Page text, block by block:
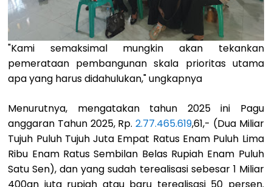
"Kami semaksimal mungkin akan tekankan
pemerataan pembangunan skala prioritas utama
apa yang harus didahulukan," ungkapnya
Menurutnya, mengatakan tahun 2025 ini Pagu
anggaran Tahun 2025, Rp.2.77.465.619,61,- (Dua Miliar
Tujuh Puluh Tujuh Juta Empat Ratus Enam Puluh Lima
Ribu Enam Ratus Sembilan Belas Rupiah Enam Puluh
Satu Sen), dan yang sudah terealisasi sebesar 1 Miliar
400an juta rupiah atau baru terealisasi 50 persen.